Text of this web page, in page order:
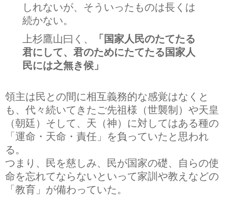
しれないが、そういったものは長くは
続かない。
上杉鷹山曰く、
「国家人民のたてたる
君にして、君のためにたてたる国家人
民には之無き候」
領主は民との間に相互義務的な感覚はなくと
も、代々続いてきたご先祖様（世襲制）や天皇
（朝廷）そして、天（神）に対してはある種の
「運命・天命・責任」を負っていたと思われ
る。
つまり、民を慈しみ、民が国家の礎、自らの使
命を忘れてならないといって家訓や教えなどの
「教育」が備わっていた。